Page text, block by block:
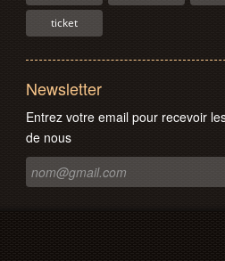
ticket
Newsletter
Entrez votre email pour recevoir
de nous